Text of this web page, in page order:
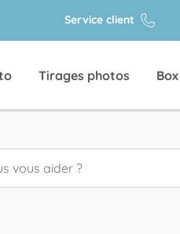
Service client
Tirages photos